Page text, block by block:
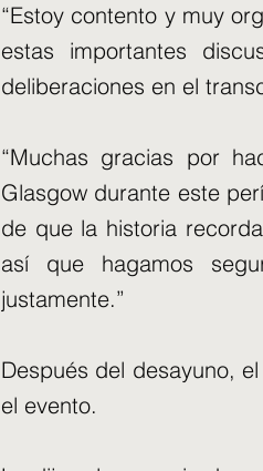
“Estoy contento y muy
estas importantes
deliberaciones en el
“Muchas gracias por
Glasgow durante este
de que la historia
así que hagamos
justamente.”
Después del desayuno,
el evento.